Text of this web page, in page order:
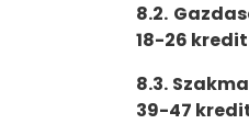
8.2.
18-26 kredit
8.3.
39-47